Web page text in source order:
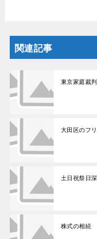
関連記事
東京家庭裁
大田区のフ
土日祝祭日
株式の相続